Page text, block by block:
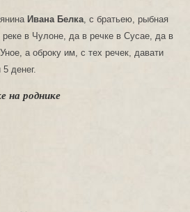
Ивана Белка , с братьею, рыбная
в Чулоне, да в речке в Сусае, да в
а оброку им, с тех речек, давати
денег.
на роднике